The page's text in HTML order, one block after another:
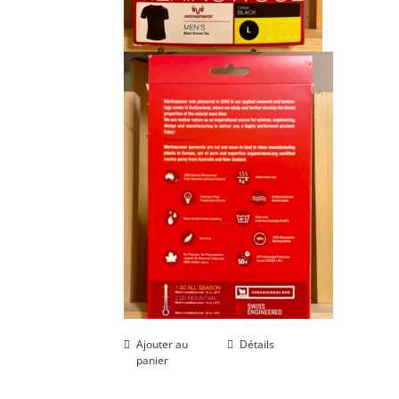
Ajouter au
panier
Détails